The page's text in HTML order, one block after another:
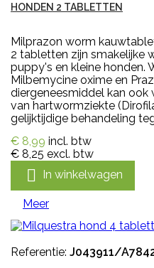
HONDEN 2 TABLETTEN
Milprazon worm
2 tabletten zijn smakelijke
puppy's en kleine honden.
Milbemycine oxime en
diergeneesmiddel kan
van hartwormziekte
gelijktijdige behandeling
€ 8,99 incl. btw
€ 8,25 excl. btw
 In winkelwagen
Meer
Referentie: J043911/